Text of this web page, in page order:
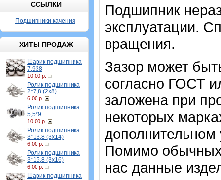
ССЫЛКИ
Подшипники качения
ХИТЫ ПРОДАЖ
Шарик подшипника
7,938
10.00 р.
Ролик подшипника
2*7,8 (2х8)
6.00 р.
Ролик подшипника
5,5*9
10.00 р.
Ролик подшипника
3*13,8 (3х14)
6.00 р.
Ролик подшипника
3*15,8 (3х16)
6.00 р.
Шарик подшипника
Подшипник
эксплуатации.
вращения.
Зазор может
согласно ГОСТ
заложена при
некоторых
Помимо
нас данные